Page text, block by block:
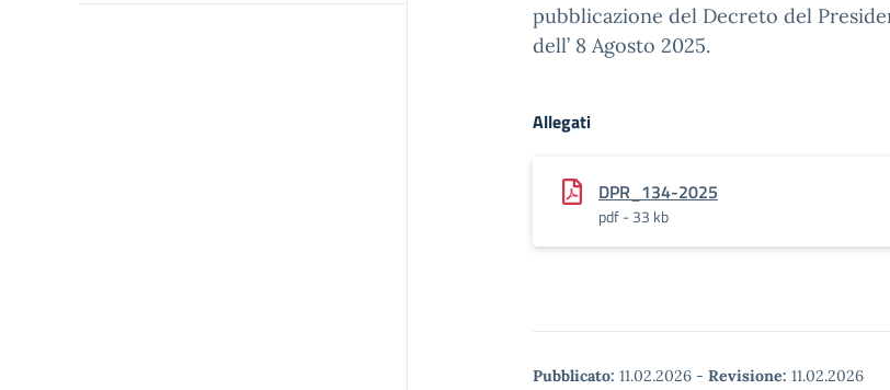
pubblicazione del Decreto del
dell’ 8 Agosto 2025.
Allegati
DPR_134-2025
pdf - 33 kb
Pubblicato: 11.02.2026 - Revisione: 11.02.2026